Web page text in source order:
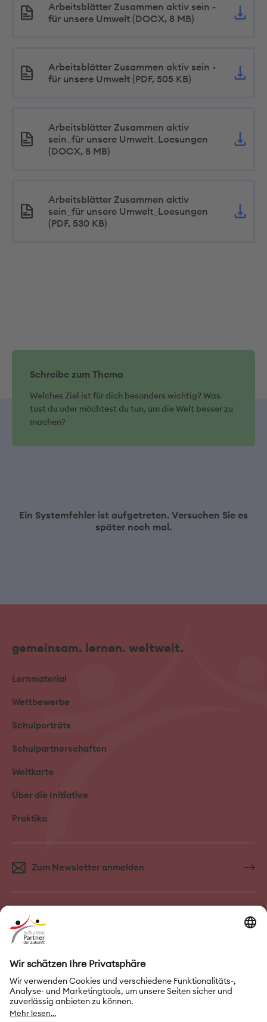
Arbeitsblätter Zusammen aktiv sein -
für unsere Umwelt (DOCX, 8 MB)
Arbeitsblätter Zusammen aktiv sein -
für unsere Umwelt (PDF, 505 KB)
Arbeitsblätter Zusammen aktiv
sein_für unsere Umwelt_Loesungen
(DOCX, 8 MB)
Arbeitsblätter Zusammen aktiv
sein_für unsere Umwelt_Loesungen
(PDF, 530 KB)
Schreibe zum Thema
Welches Ziel ist für dich besonders wichtig? Was
tust du oder möchtest du tun, um die Welt besser zu
machen?
Ein Systemfehler ist aufgetreten. Versuchen Sie es
später noch mal.
gemeinsam. lernen. weltweit.
Lernmaterial
Wettbewerbe
Schulporträts
Schulpartnerschaften
Weltkarte
Über die Initiative
Praktika
Zum Newsletter anmelden
FAQ–Häufige Fragen Kontakt
Nutzungsbedingungen
Datenschutz
Privatsphäre-Einstellungen